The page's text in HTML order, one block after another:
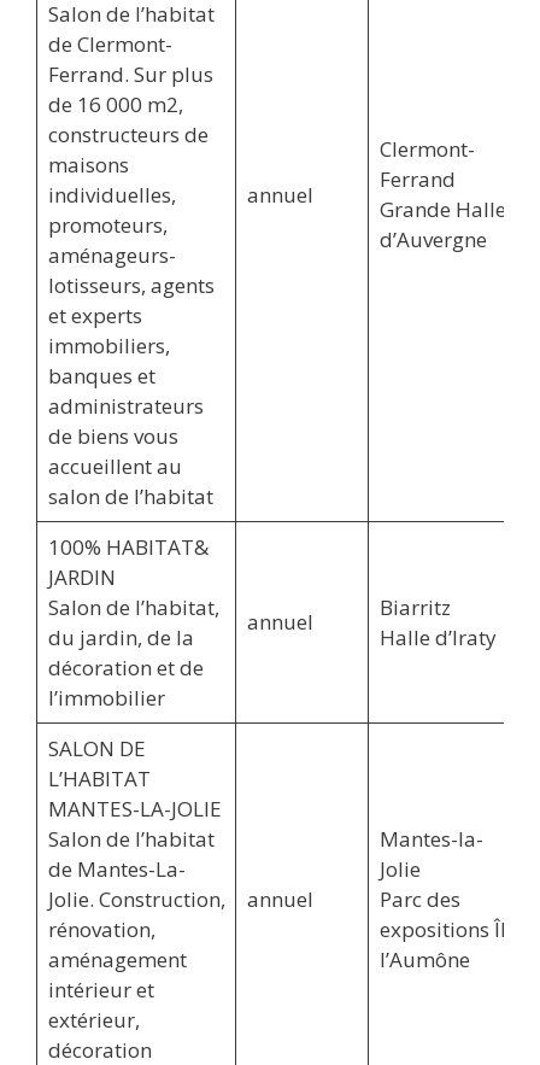
Salon de l’habitat
de Clermont-
Ferrand. Sur plus
de 16 000 m2,
constructeurs de
maisons
individuelles,
promoteurs,
aménageurs-
lotisseurs, agents
et experts
immobiliers,
banques et
administrateurs
de biens vous
accueillent au
salon de l’habitat
annuel
Clermont-
Ferrand
Grande Halle
d’Auvergne
100% HABITAT&
JARDIN
Salon de l’habitat,
du jardin, de la
décoration et de
l’immobilier
annuel
Biarritz
Halle d’Iraty
SALON DE
L’HABITAT
MANTES-LA-JOLIE
Salon de l’habitat
de Mantes-La-
Jolie. Construction,
rénovation,
aménagement
intérieur et
extérieur,
décoration
annuel
Mantes-la-
Jolie
Parc des
expositions Île
l’Aumône